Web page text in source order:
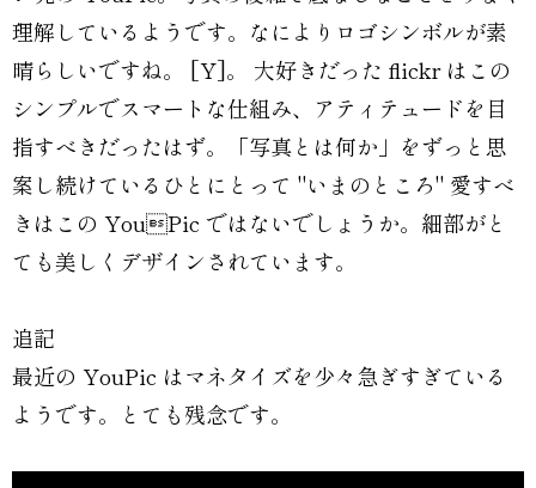
理解しているようです。なによりロゴシンボルが素
晴らしいですね。 [Y]。 大好きだった flickr はこの
シンプルでスマートな仕組み、アティテュードを目
指すべきだったはず。「写真とは何か」をずっと思
案し続けているひとにとって "いまのところ" 愛すべ
きはこの YouPic ではないでしょうか。細部がと
ても美しくデザインされています。
追記
最近の YouPic はマネタイズを少々急ぎすぎている
ようです。とても残念です。